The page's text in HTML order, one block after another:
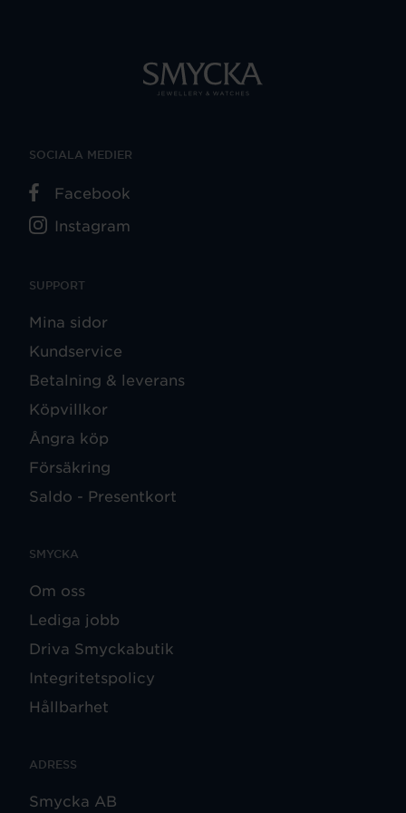
SUPPORT
Mina sidor
Kundservice
Betalning & leverans
Köpvillkor
Ångra köp
Försäkring
Saldo - Presentkort
SMYCKA
Om oss
Lediga jobb
Driva Smyckabutik
Integritetspolicy
Hållbarhet
ADRESS
Smycka AB
SOCIALA MEDIER
Facebook
Instagram